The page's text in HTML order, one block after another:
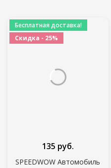
Бесплатная доставка!
Скидка - 25%
SPEEDWOW Автомобиль
135 руб.